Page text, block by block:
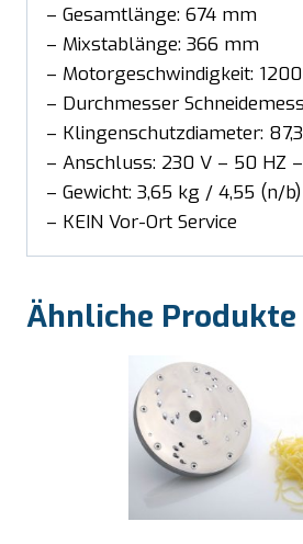
– Gesamtlänge: 674 mm
– Mixstablänge: 366 mm
– Motorgeschwindigkeit:
– Durchmesser
– Klingenschutzdiameter:
– Anschluss: 230 V – 50 HZ
– Gewicht: 3,65 kg / 4,55 (n/b)
– KEIN Vor-Ort Service
Ähnliche Produkte